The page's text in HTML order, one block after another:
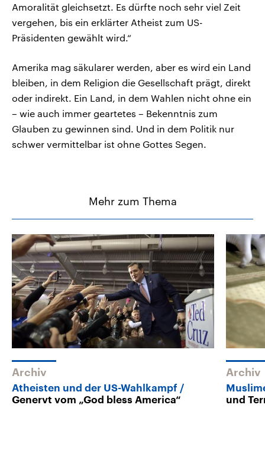
Amoralität gleichsetzt. Es dürfte noch sehr viel Zeit
vergehen, bis ein erklärter Atheist zum US-
Präsidenten gewählt wird.“
Amerika mag säkularer werden, aber es wird ein Land
bleiben, in dem Religion die Gesellschaft prägt, direkt
oder indirekt. Ein Land, in dem Wahlen nicht ohne ein
– wie auch immer geartetes – Bekenntnis zum
Glauben zu gewinnen sind. Und in dem Politik nur
schwer vermittelbar ist ohne Gottes Segen.
Mehr zum Thema
Archiv
Atheisten und der US-Wahlkampf
Genervt vom „God bless America“
Archiv
und